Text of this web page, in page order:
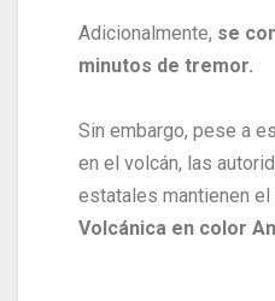
Adicionalmente, se
minutos de tremor.
Sin embargo, pese a
en el volcán, las
estatales mantienen el
Volcánica en color